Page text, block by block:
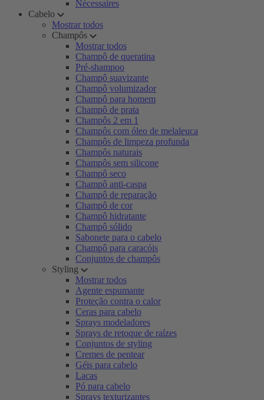
Nécessaires
Cabelo
Mostrar todos
Champôs
Mostrar todos
Champô de queratina
Pré-shampoo
Champô suavizante
Champô volumizador
Champô para homem
Champô de prata
Champôs 2 em 1
Champôs com óleo de melaleuca
Champôs de limpeza profunda
Champôs naturais
Champôs sem silicone
Champô seco
Champô anti-caspa
Champô de reparação
Champô de cor
Champô hidratante
Champô sólido
Sabonete para o cabelo
Champô para caracóis
Conjuntos de champôs
Styling
Mostrar todos
Agente espumante
Proteção contra o calor
Ceras para cabelo
Sprays modeladores
Sprays de retoque de raízes
Conjuntos de styling
Cremes de pentear
Géis para cabelo
Lacas
Pó para cabelo
Sprays texturizantes